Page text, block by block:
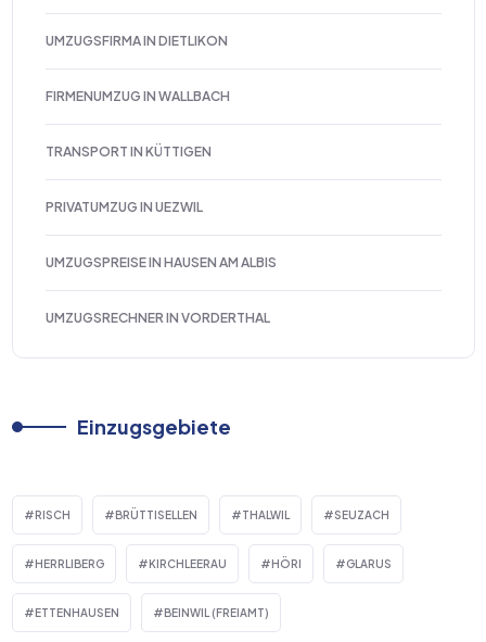
UMZUGSFIRMA IN DIETLIKON
FIRMENUMZUG IN WALLBACH
TRANSPORT IN KÜTTIGEN
PRIVATUMZUG IN UEZWIL
UMZUGSPREISE IN HAUSEN AM ALBIS
UMZUGSRECHNER IN VORDERTHAL
Einzugsgebiete
RISCH BRÜTTISELLEN THALWIL SEUZACH
HERRLIBERG KIRCHLEERAU HÖRI GLARUS
ETTENHAUSEN BEINWIL (FREIAMT)